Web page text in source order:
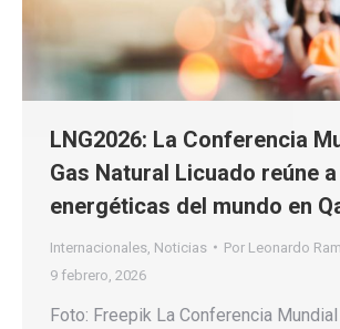
LNG2026: La Conferencia
Gas Natural Licuado reúne
energéticas del mundo en
Internacionales Noticias Por Leonardo
9 febrero, 2026
Foto: Freepik La Conferencia